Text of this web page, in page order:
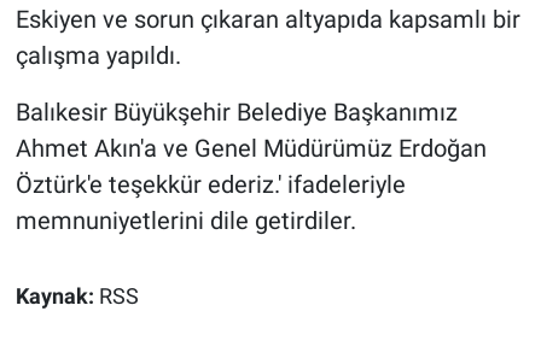
Eskiyen ve sorun çıkaran altyapıda kapsamlı bir
çalışma yapıldı.
Balıkesir Büyükşehir Belediye Başkanımız
Ahmet Akın'a ve Genel Müdürümüz Erdoğan
Öztürk'e teşekkür ederiz.' ifadeleriyle
memnuniyetlerini dile getirdiler.
Kaynak: RSS